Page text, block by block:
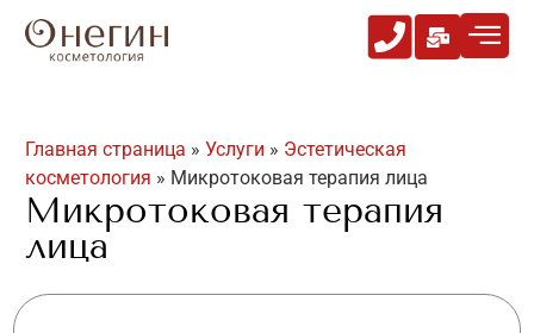
Главная страница » Услуги » Эстетическая
косметология » Микротоковая терапия лица
Микротоковая терапия
лица